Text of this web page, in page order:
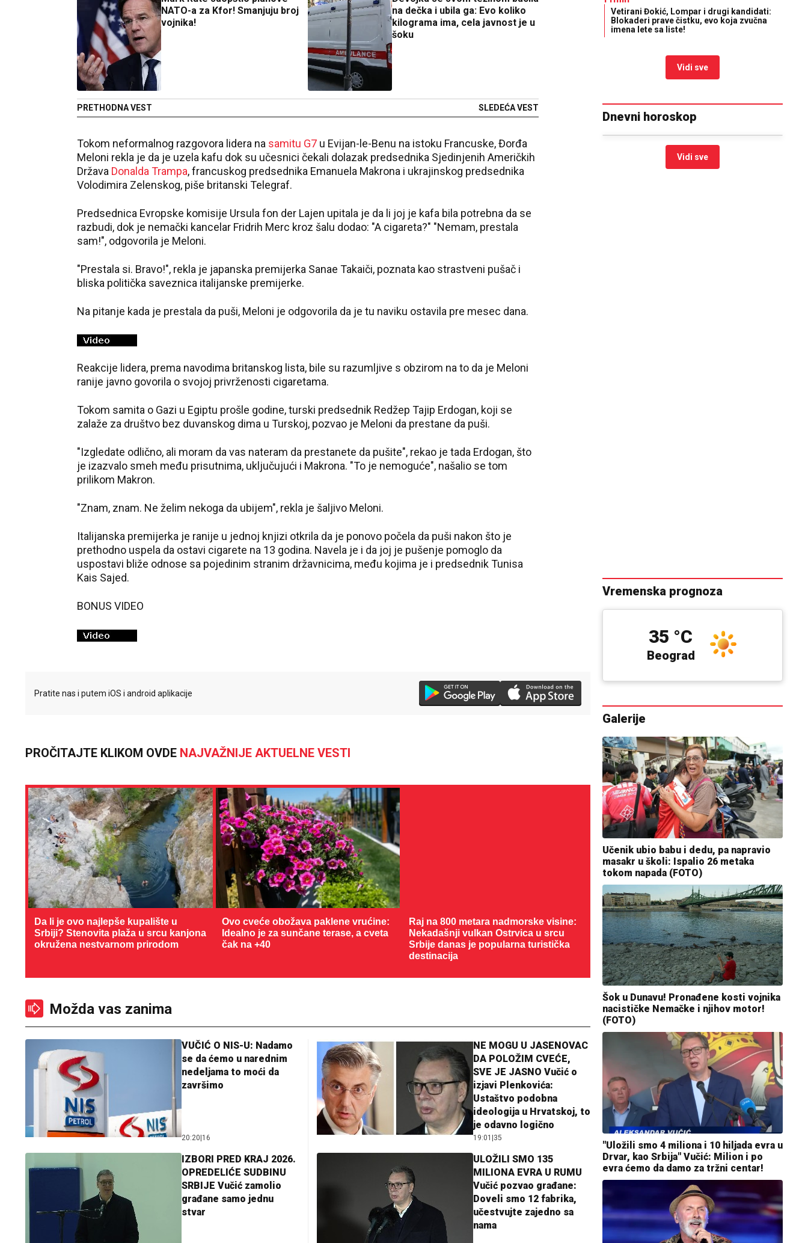
NATO-a za Kfor! Smanjuju broj
vojnika!
PRETHODNA VEST
na dečka i ubila ga: Evo koliko
kilograma ima, cela javnost je u
šoku
SLEDEĆA VEST
Tokom neformalnog razgovora lidera na samitu G7 u Evijan-le-Benu na istoku Francuske, Đorđa
Meloni rekla je da je uzela kafu dok su učesnici čekali dolazak predsednika Sjedinjenih Američkih
Država Donalda Trampa, francuskog predsednika Emanuela Makrona i ukrajinskog predsednika
Volodimira Zelenskog, piše britanski Telegraf.
Predsednica Evropske komisije Ursula fon der Lajen upitala je da li joj je kafa bila potrebna da se
razbudi, dok je nemački kancelar Fridrih Merc kroz šalu dodao: "A cigareta?" "Nemam, prestala
sam!", odgovorila je Meloni.
"Prestala si. Bravo!", rekla je japanska premijerka Sanae Takaiči, poznata kao strastveni pušač i
bliska politička saveznica italijanske premijerke.
Na pitanje kada je prestala da puši, Meloni je odgovorila da je tu naviku ostavila pre mesec dana.
Reakcije lidera, prema navodima britanskog lista, bile su razumljive s obzirom na to da je Meloni
ranije javno govorila o svojoj privrženosti cigaretama.
Tokom samita o Gazi u Egiptu prošle godine, turski predsednik Redžep Tajip Erdogan, koji se
zalaže za društvo bez duvanskog dima u Turskoj, pozvao je Meloni da prestane da puši.
"Izgledate odlično, ali moram da vas nateram da prestanete da pušite", rekao je tada Erdogan, što
je izazvalo smeh među prisutnima, uključujući i Makrona. "To je nemoguće", našalio se tom
prilikom Makron.
"Znam, znam. Ne želim nekoga da ubijem", rekla je šaljivo Meloni.
Italijanska premijerka je ranije u jednoj knjizi otkrila da je ponovo počela da puši nakon što je
prethodno uspela da ostavi cigarete na 13 godina. Navela je i da joj je pušenje pomoglo da
uspostavi bliže odnose sa pojedinim stranim državnicima, među kojima je i predsednik Tunisa
Kais Sajed.
BONUS VIDEO
Pratite nas i putem iOS i android aplikacije
PROČITAJTE KLIKOM OVDE NAJVAŽNIJE AKTUELNE VESTI
Da li je ovo najlepše kupalište u
Srbiji? Stenovita plaža u srcu kanjona
okružena nestvarnom prirodom
Ovo cveće obožava paklene vrućine:
Idealno je za sunčane terase, a cveta
čak na +40
Raj na 800 metara nadmorske visine:
Nekadašnji vulkan Ostrvica u srcu
Srbije danas je popularna turistička
destinacija
Možda vas zanima
VUČIĆ O NIS-U: Nadamo
se da ćemo u narednim
nedeljama to moći da
završimo
20:20|16
NE MOGU U JASENOVAC
DA POLOŽIM CVEĆE,
SVE JE JASNO Vučić o
izjavi Plenkovića:
Ustaštvo podobna
ideologija u Hrvatskoj, to
je odavno logično
19:01 |35
IZBORI PRED KRAJ 2026.
OPREDELIĆE SUDBINU
SRBIJE Vučić zamolio
građane samo jednu
stvar
ULOŽILI SMO 135
MILIONA EVRA U RUMU
Vučić pozvao građane:
Doveli smo 12 fabrika,
učestvujte zajedno sa
nama
Vetirani Đokić, Lompar i drugi kandidati:
Blokaderi prave čistku, evo koja zvučna
imena lete sa liste!
Vidi sve
Dnevni horoskop
Vidi sve
Vremenska prognoza
Beograd
35 °C
Galerije
Učenik ubio babu i dedu, pa napravio
masakr u školi: Ispalio 26 metaka
tokom napada (FOTO)
Šok u Dunavu! Pronađene kosti vojnika
nacističke Nemačke i njihov motor!
(FOTO)
"Uložili smo 4 miliona i 10 hiljada evra u
Drvar, kao Srbija" Vučić: Milion i po
evra ćemo da damo za tržni centar!